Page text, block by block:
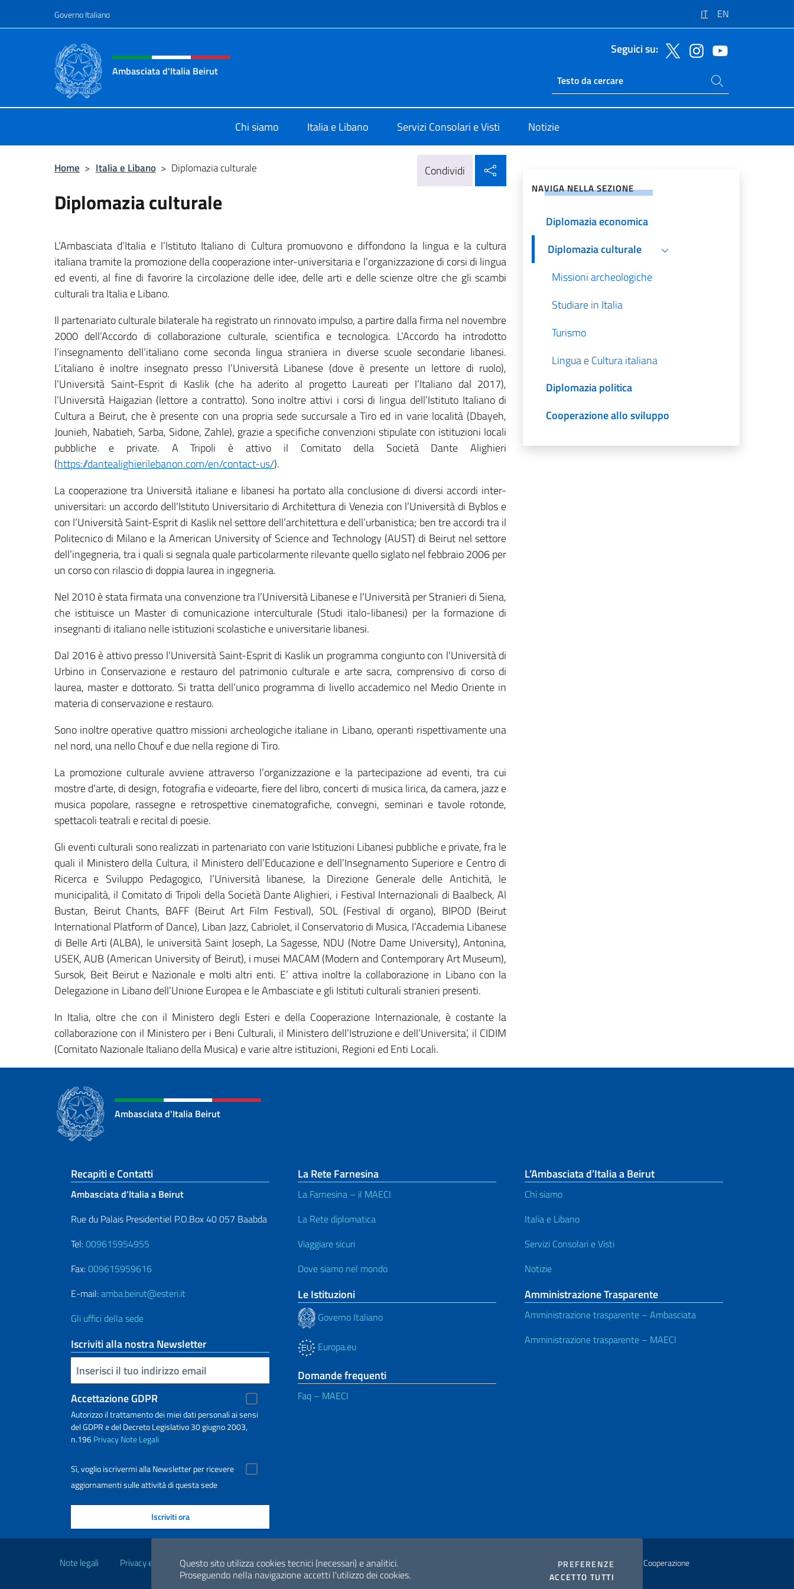
Questo sito utilizza cookies tecnici (necessari) e analitici.
Proseguendo nella navigazione accetti l'utilizzo dei cookies.
PREFERENZE COOKIES
ACCETTO TUTTI
Governo Italiano IT EN
Intestazione sito, social e menù
Ambasciata d'Italia Beirut
Seguici su:
Ricerca sito live
Cerca nel sito
Chi siamo Italia e Libano Servizi Consolari e Visti Notizie
Home > Italia e Libano > Diplomazia culturale Condividi
Diplomazia culturale
L’Ambasciata d’Italia e l’Istituto Italiano di Cultura promuovono e diffondono la lingua e la cultura
italiana tramite la promozione della cooperazione inter-universitaria e l’organizzazione di corsi di lingua
ed eventi, al fine di favorire la circolazione delle idee, delle arti e delle scienze oltre che gli scambi
culturali tra Italia e Libano.
Il partenariato culturale bilaterale ha registrato un rinnovato impulso, a partire dalla firma nel novembre
2000 dell’Accordo di collaborazione culturale, scientifica e tecnologica. L’Accordo ha introdotto
l’insegnamento dell’italiano come seconda lingua straniera in diverse scuole secondarie libanesi.
L’italiano è inoltre insegnato presso l’Università Libanese (dove è presente un lettore di ruolo),
l’Università Saint-Esprit di Kaslik (che ha aderito al progetto Laureati per l’Italiano dal 2017),
l’Università Haigazian (lettore a contratto). Sono inoltre attivi i corsi di lingua dell’Istituto Italiano di
Cultura a Beirut, che è presente con una propria sede succursale a Tiro ed in varie località (Dbayeh,
Jounieh, Nabatieh, Sarba, Sidone, Zahle), grazie a specifiche convenzioni stipulate con istituzioni locali
pubbliche e private. A Tripoli è attivo il Comitato della Società Dante Alighieri
(https://dantealighierilebanon.com/en/contact-us/).
La cooperazione tra Università italiane e libanesi ha portato alla conclusione di diversi accordi inter-
universitari: un accordo dell’Istituto Universitario di Architettura di Venezia con l’Università di Byblos e
con l’Università Saint-Esprit di Kaslik nel settore dell’architettura e dell’urbanistica; ben tre accordi tra il
Politecnico di Milano e la American University of Science and Technology (AUST) di Beirut nel settore
dell’ingegneria, tra i quali si segnala quale particolarmente rilevante quello siglato nel febbraio 2006 per
un corso con rilascio di doppia laurea in ingegneria.
Nel 2010 è stata firmata una convenzione tra l’Università Libanese e l’Università per Stranieri di Siena,
che istituisce un Master di comunicazione interculturale (Studi italo-libanesi) per la formazione di
insegnanti di italiano nelle istituzioni scolastiche e universitarie libanesi.
Dal 2016 è attivo presso l’Università Saint-Esprit di Kaslik un programma congiunto con l’Università di
Urbino in Conservazione e restauro del patrimonio culturale e arte sacra, comprensivo di corso di
laurea, master e dottorato. Si tratta dell’unico programma di livello accademico nel Medio Oriente in
materia di conservazione e restauro.
Sono inoltre operative quattro missioni archeologiche italiane in Libano, operanti rispettivamente una
nel nord, una nello Chouf e due nella regione di Tiro.
La promozione culturale avviene attraverso l’organizzazione e la partecipazione ad eventi, tra cui
mostre d’arte, di design, fotografia e videoarte, fiere del libro, concerti di musica lirica, da camera, jazz e
musica popolare, rassegne e retrospettive cinematografiche, convegni, seminari e tavole rotonde,
spettacoli teatrali e recital di poesie.
Gli eventi culturali sono realizzati in partenariato con varie Istituzioni Libanesi pubbliche e private, fra le
quali il Ministero della Cultura, il Ministero dell’Educazione e dell’Insegnamento Superiore e Centro di
Ricerca e Sviluppo Pedagogico, l’Università libanese, la Direzione Generale delle Antichità, le
municipalità, il Comitato di Tripoli della Società Dante Alighieri, i Festival Internazionali di Baalbeck, Al
Bustan, Beirut Chants, BAFF (Beirut Art Film Festival), SOL (Festival di organo), BIPOD (Beirut
International Platform of Dance), Liban Jazz, Cabriolet, il Conservatorio di Musica, l’Accademia Libanese
di Belle Arti (ALBA), le università Saint Joseph, La Sagesse, NDU (Notre Dame University), Antonina,
USEK, AUB (American University of Beirut), i musei MACAM (Modern and Contemporary Art Museum),
Sursok, Beit Beirut e Nazionale e molti altri enti. E’ attiva inoltre la collaborazione in Libano con la
Delegazione in Libano dell’Unione Europea e le Ambasciate e gli Istituti culturali stranieri presenti.
In Italia, oltre che con il Ministero degli Esteri e della Cooperazione Internazionale, è costante la
collaborazione con il Ministero per i Beni Culturali, il Ministero dell’Istruzione e dell’Universita’, il CIDIM
(Comitato Nazionale Italiano della Musica) e varie altre istituzioni, Regioni ed Enti Locali.
NAVIGA NELLA SEZIONE
Diplomazia economica
Diplomazia culturale
Missioni archeologiche
Studiare in Italia
Turismo
Lingua e Cultura italiana
Diplomazia politica
Cooperazione allo sviluppo
Ambasciata d'Italia Beirut
Sezione footer
Recapiti e Contatti
Ambasciata d’Italia a Beirut
Rue du Palais Presidentiel P.O.Box 40 057 Baabda
Tel:009615954955
Fax:009615959616
E-mail:amba.beirut@esteri.it
Gli uffici della sede
Iscriviti alla nostra Newsletter
Inserisci la tua email
Accettazione GDPR
Autorizzo il trattamento dei miei dati personali ai sensi
del GDPR e del Decreto Legislativo 30 giugno 2003,
n.196PrivacyNote Legali
Sì, voglio iscrivermi alla Newsletter per ricevere
aggiornamenti sulle attività di questa sede
La Rete Farnesina
La Farnesina – il MAECI
La Rete diplomatica
Viaggiare sicuri
Dove siamo nel mondo
Le Istituzioni
Governo Italiano
Europa.eu
Domande frequenti
Faq – MAECI
L’Ambasciata d’Italia a Beirut
Chi siamo
Italia e Libano
Servizi Consolari e Visti
Notizie
Amministrazione Trasparente
Amministrazione trasparente – Ambasciata
Amministrazione trasparente – MAECI
Note legali Privacy e cookie policy Dichiarazione di accessibilità
2026 Copyright Ministero degli Affari Esteri e della Cooperazione